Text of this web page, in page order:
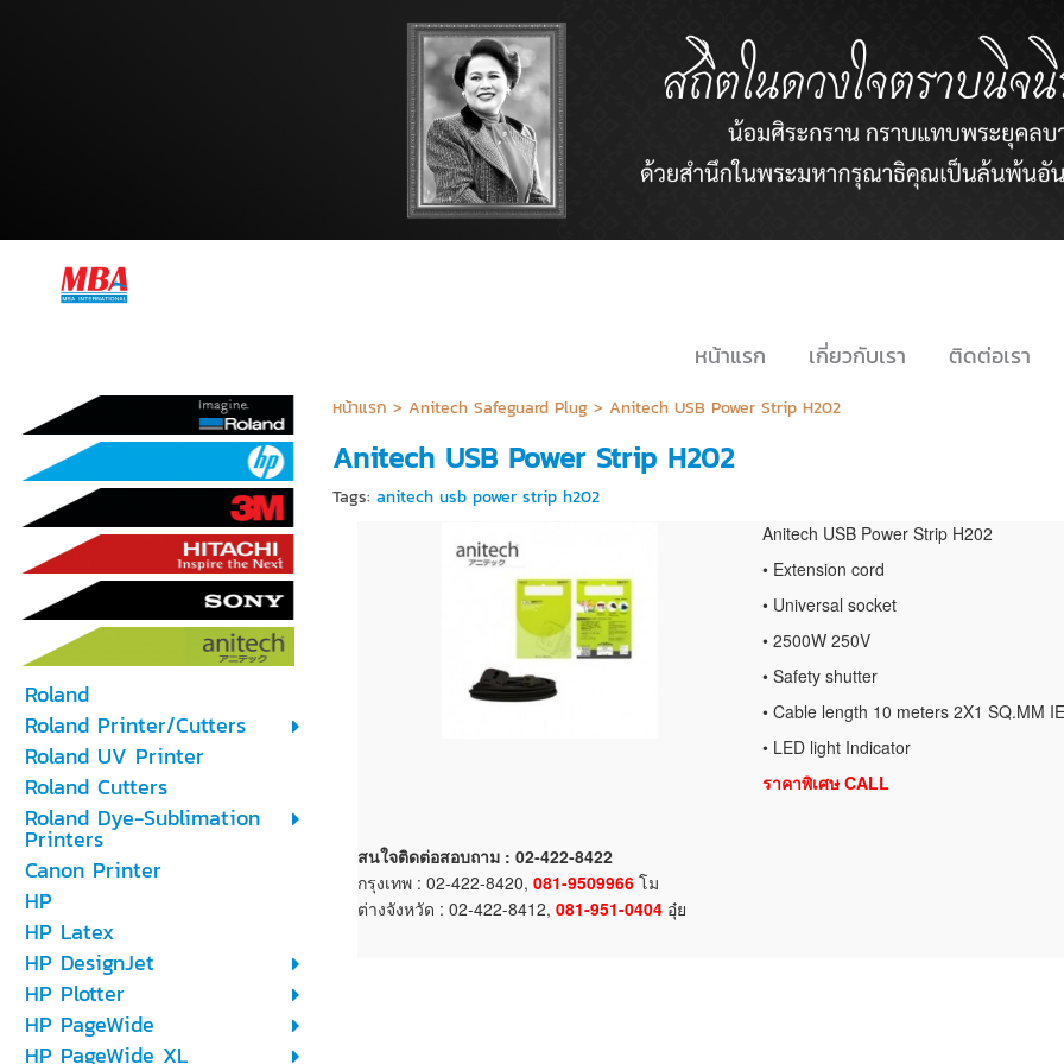
หน้าแรก เกี่ยวกับเรา ติดต่อเรา
Roland
Roland Printer/Cutters
Roland UV Printer
Roland Cutters
Roland Dye-Sublimation
Printers
Canon Printer
HP
HP Latex
HP DesignJet
HP Plotter
HP PageWide
HP PageWide XL
หน้าแรก > Anitech Safeguard Plug> Anitech USB Power Strip H202
Anitech USB Power Strip H202
Tags:anitech usb power strip h202
Anitech USB Power Strip H202
• Extension cord
• Universal socket
• 2500W 250V
• Safety shutter
• Cable length 10 meters 2X1 SQ.MM
• LED light Indicator
ราคาพิเศษ CALL
สนใจติดต่อสอบถาม : 02-422-8422
กรุงเทพ : 02-422-8420,081-9509966 โม
ต่างจังหวัด : 02-422-8412,081-951-0404 อุ๋ย